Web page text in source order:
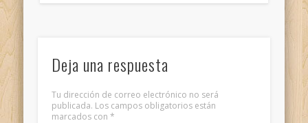
Deja una respuesta
Tu dirección de correo electrónico no será
publicada. Los campos obligatorios están
marcados con *